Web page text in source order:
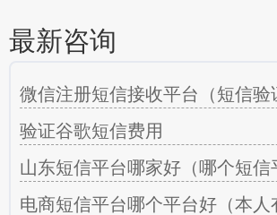
最新咨询
微信注册短信接收平台（短信验
验证谷歌短信费用
山东短信平台哪家好（哪个短信
电商短信平台哪个平台好（本人